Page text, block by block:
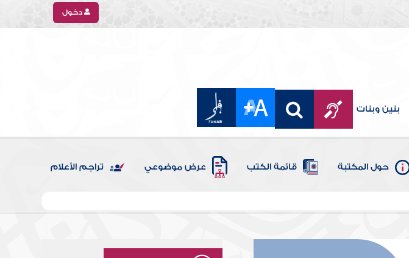
دخول
بنين وبنات
حول المكتبة قائمة الكتب عرض موضوعي تراجم الأعلام